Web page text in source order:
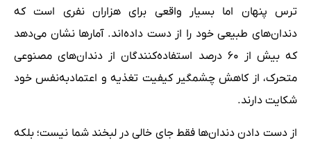
ترس پنهان اما بسیار واقعی برای هزاران نفری است که
دندان‌های طبیعی خود را از دست داده‌اند. آمارها نشان می‌دهد
که بیش از ۶۰ درصد استفاده‌کنندگان از دندان‌های مصنوعی
متحرک، از کاهش چشمگیر کیفیت تغذیه و اعتماد‌به‌نفس خود
شکایت دارند.
از دست دادن دندان‌ها فقط جای خالی در لبخند شما نیست؛ بلکه